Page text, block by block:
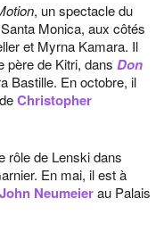
, un spectacle du
Monica, aux côtés
et Myrna Kamara. Il
père de Kitri, dans Don
Bastille. En octobre, il
deChristopher
rôle de Lenski dans
En mai, il est à
John Neumeierau Palais